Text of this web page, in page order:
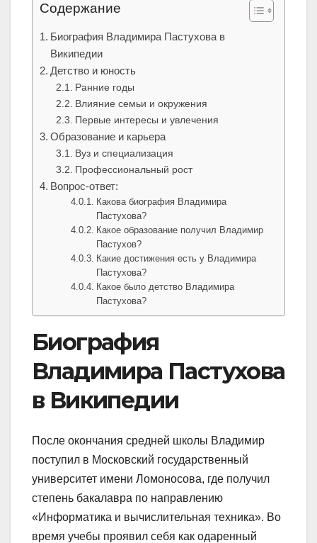
Содержание
Биография Владимира Пастухова в
Википедии
Детство и юность
Ранние годы
Влияние семьи и окружения
Первые интересы и увлечения
Образование и карьера
Вуз и специализация
Профессиональный рост
Вопрос-ответ:
Какова биография Владимира
Пастухова?
Какое образование получил Владимир
Пастухов?
Какие достижения есть у Владимира
Пастухова?
Какое было детство Владимира
Пастухова?
Биография
Владимира Пастухова
в Википедии
После окончания средней школы Владимир
поступил в Московский государственный
университет имени Ломоносова, где получил
степень бакалавра по направлению
«Информатика и вычислительная техника». Во
время учебы проявил себя как одаренный